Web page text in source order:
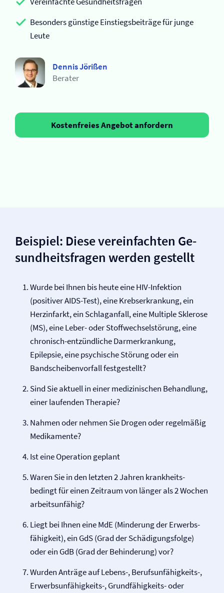
Besonders günstige Einstiegsbeiträge für junge
Leute
Dennis Jörißen
Berater
Kostenfreies Angebot anfordern
Beispiel: Diese vereinfachten Ge­
sund­heits­fragen werden gestellt
Wurde bei Ihnen bis heute eine HIV-Infektion
(positiver AIDS-Test), eine Krebs­erkrankung, ein
Herzinfarkt, ein Schlaganfall, eine Multiple Sklerose
(MS), eine Leber- oder Stoff­wechsel­störung, eine
chronisch-entzündliche Darm­erkrankung,
Epilepsie, eine psychische Störung oder ein
Bandscheibenvorfall festgestellt?
Sind Sie aktuell in einer medizinischen Behandlung,
einer laufenden Therapie?
Nahmen oder nehmen Sie Drogen oder regelmäßig
Medikamente?
Ist eine Operation geplant
Waren Sie in den letzten 2 Jahren krankheits­
bedingt für einen Zeitraum von länger als 2 Wochen
arbeitsunfähig?
Liegt bei Ihnen eine MdE (Minderung der Erwerbs­
fähigkeit), ein GdS (Grad der Schädigungs­folge)
oder ein GdB (Grad der Behinderung) vor?
Wurden Anträge auf Lebens-, Berufs­unfähig­keits-,
Erwerbs­unfähig­keits-, Grund­fähig­keits- oder